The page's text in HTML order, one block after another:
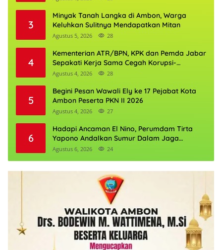
3
Minyak Tanah Langka di Ambon, Warga
Keluhkan Sulitnya Mendapatkan Mitan
Agustus 5, 2026 28
4
Kementerian ATR/BPN, KPK dan Pemda Jabar
Sepakati Kerja Sama Cegah Korupsi-
Penguatan Ekonomi
Agustus 4, 2026 28
5
Begini Pesan Wawali Ely ke 17 Pejabat Kota
Ambon Peserta PKN II 2026
Agustus 4, 2026 27
6
Hadapi Ancaman El Nino, Perumdam Tirta
Yapono Andalkan Sumur Dalam Jaga
Pasokan Air Ambon
Agustus 6, 2026 24